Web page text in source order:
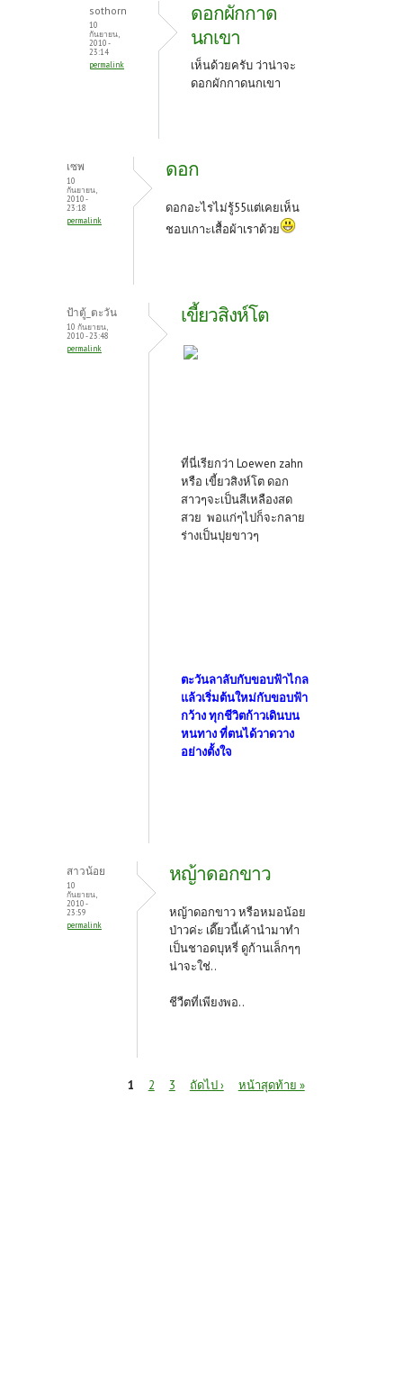
sothorn
10
กันยายน,
2010 -
23:14
permalink
ดอกผักกาด
นกเขา
เห็นด้วยครับ ว่าน่าจะ
ดอกผักกาดนกเขา
เซพ
10
กันยายน,
2010 -
23:18
permalink
ดอก
ดอกอะไรไม่รู้55แต่เคยเห็น
ชอบเกาะเสื้อผ้าเราด้วย
ป้าตู้_ตะวัน
10 กันยายน,
2010 - 23:48
permalink
เขี้ยวสิงห์โต
ที่นี่เรียกว่า Loewen zahn
หรือ เขี้ยวสิงห์โต ดอก
สาวๆจะเป็นสีเหลืองสด
สวย พอแก่ๆไปก็จะกลาย
ร่างเป็นปุยขาวๆ
ตะวันลาลับกับขอบฟ้าไกล
แล้วเริ่มต้นใหม่กับขอบฟ้า
กว้าง ทุกชีวิตก้าวเดินบน
หนทาง ที่ตนได้วาดวาง
อย่างตั้งใจ
สาวน้อย
10
กันยายน,
2010 -
23:59
permalink
หญ้าดอกขาว
หญ้าดอกขาว หรือหมอน้อย
ป่าวค่ะ เดี๊ยวนี้เค้านำมาทำ
เป็นชาอดบุหรี่ ดูก้านเล็กๆๆ
น่าจะใช่..
ชีวืตที่เพียงพอ..
1 2 3 ถัดไป › หน้าสุดท้าย »